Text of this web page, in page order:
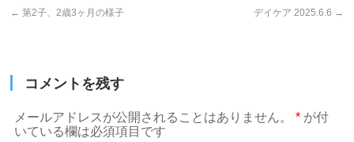
← 第2子、2歳3ヶ月の様子 デイケア 2025.6.6 →
コメントを残す
メールアドレスが公開されることはありません。 * が付
いている欄は必須項目です